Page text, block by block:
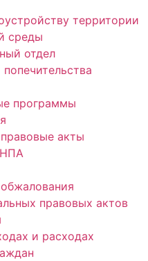
территории
среды
отдел
программы
акты
правовых актов
и расходах